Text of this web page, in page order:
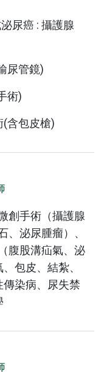
尿癌 : 攝護腺
尿管鏡)
術)
含包皮槍)
創手術（攝護腺
、泌尿腫瘤）、
腹股溝疝氣、泌
包皮、結紮、
染病、尿失禁